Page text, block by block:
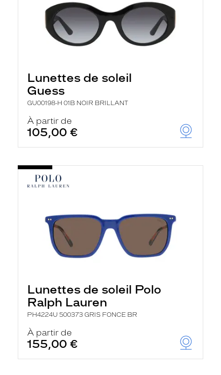
Lunettes de soleil
Guess
GU00198-H 01B NOIR BRILLANT
À partir de
105,00 €
Lunettes de soleil Polo
Ralph Lauren
PH4224U 500373 GRIS FONCE BR
À partir de
155,00 €